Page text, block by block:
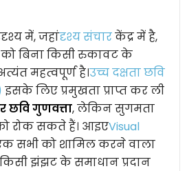
में, जहांदृश्य संचारकेंद्र में है,
को बिना किसी रुकावट के
महत्वपूर्ण है।उच्च दक्षता छवि
इसके लिए प्रमुखता प्राप्त कर ली
छवि गुणवत्ता, लेकिन सुगमता
रोक सकते हैं। आइएVisual
सभी को शामिल करने वाला
झंझट के समाधान प्रदान